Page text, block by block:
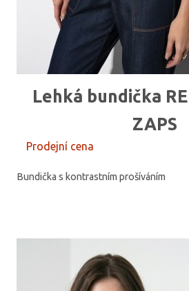
Lehká bundička
ZAPS
Prodejní cena
Bundička s kontrastním prošíváním